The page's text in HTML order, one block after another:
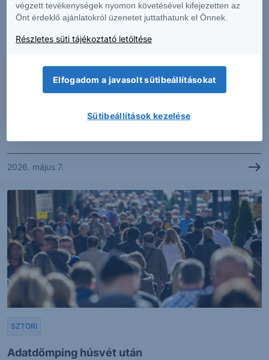
Felrobbant a kiskereskedelem márciusban
forgalom márciusi adatait. Összességében éves...
2026. május 7.
Adatdömping húsvét után
SZTORI
végzett tevékenységek nyomon követésével kifejezetten az
Önt érdeklő ajánlatokról üzenetet juttathatunk el Önnek.
Részletes süti tájékoztató letöltése
Elfogadom a javasolt sütibeállításokat
Sütibeállítások kezelése